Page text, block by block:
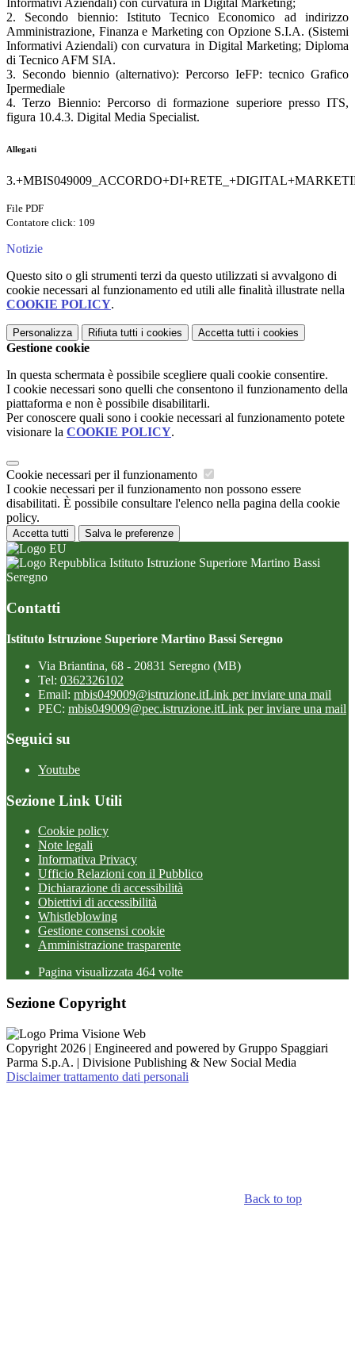
Informativi Aziendali) con curvatura in Digital Marketing;
2. Secondo biennio: Istituto Tecnico Economico ad indirizzo
Amministrazione, Finanza e Marketing con Opzione S.I.A. (Sistemi
Informativi Aziendali) con curvatura in Digital Marketing; Diploma
di Tecnico AFM SIA.
3. Secondo biennio (alternativo): Percorso IeFP: tecnico Grafico
Ipermediale
4. Terzo Biennio: Percorso di formazione superiore presso ITS,
figura 10.4.3. Digital Media Specialist.
Allegati
File PDF
Contatore click: 109
Notizie
Questo sito o gli strumenti terzi da questo utilizzati si avvalgono di
cookie necessari al funzionamento ed utili alle finalità illustrate nella
COOKIE POLICY.
Personalizza Rifiuta tutti i cookies Accetta tutti i cookies
Gestione cookie
In questa schermata è possibile scegliere quali cookie consentire.
I cookie necessari sono quelli che consentono il funzionamento della
piattaforma e non è possibile disabilitarli.
Per conoscere quali sono i cookie necessari al funzionamento potete
visionare la COOKIE POLICY.
Cookie necessari per il funzionamento
I cookie necessari per il funzionamento non possono essere
disabilitati. È possibile consultare l'elenco nella pagina della cookie
policy.
Accetta tutti Salva le preferenze
Istituto Istruzione Superiore Martino Bassi
Seregno
Contatti
Istituto Istruzione Superiore Martino Bassi Seregno
Via Briantina, 68 - 20831 Seregno (MB)
Tel: 0362326102
Email: mbis049009@istruzione.itLink per inviare una mail
PEC: mbis049009@pec.istruzione.itLink per inviare una mail
Seguici su
Youtube
Sezione Link Utili
Cookie policy
Note legali
Informativa Privacy
Ufficio Relazioni con il Pubblico
Dichiarazione di accessibilità
Obiettivi di accessibilità
Whistleblowing
Gestione consensi cookie
Amministrazione trasparente
Pagina visualizzata 464 volte
Sezione Copyright
Copyright 2026 | Engineered and powered by Gruppo Spaggiari
Parma S.p.A. | Divisione Publishing & New Social Media
Disclaimer trattamento dati personali
Back to top